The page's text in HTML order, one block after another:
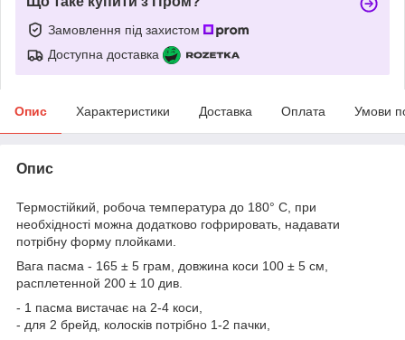
Замовлення під захистом
Доступна доставка
Опис Характеристики Доставка Оплата Умови
Опис
Термостійкий, робоча температура до 180° С, при
необхідності можна додатково гофрировать, надавати
потрібну форму плойками.
Вага пасма - 165 ± 5 грам, довжина коси 100 ± 5 см,
расплетенной 200 ± 10 див.
- 1 пасма вистачає на 2-4 коси,
- для 2 брейд, колосків потрібно 1-2 пачки,